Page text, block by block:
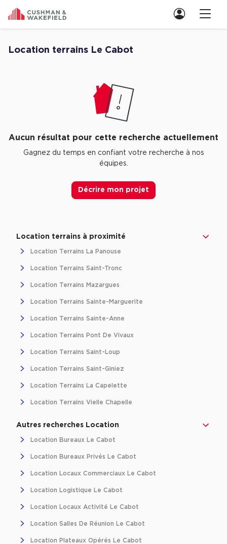
Location de Bureaux à Paris
Location de Bureaux à Lyon
Achat de Bureaux à Paris
Achat de Bureaux à Rennes
Haussmanniens
Achat d'Entrepôts / Activités
Achat d'Entrepôts / Activités en Ille-et-Vilaine
Nous contacter
Location terrains Le Cabot
Aucun résultat pour cette recherche actuellement
Gagnez du temps en confiant votre recherche à nos
équipes.
Décrire mon projet
Location terrains à proximité
Location Terrains La Panouse
Location Terrains Saint-Tronc
Location Terrains Mazargues
Location Terrains Sainte-Marguerite
Location Terrains Sainte-Anne
Location Terrains Pont De Vivaux
Location Terrains Saint-Loup
Location Terrains Saint-Giniez
Location Terrains La Capelette
Location Terrains Vielle Chapelle
Autres recherches Location
Location Bureaux Le Cabot
Location Bureaux Privés Le Cabot
Location Locaux Commerciaux Le Cabot
Location Logistique Le Cabot
Location Locaux Activité Le Cabot
Location Salles De Réunion Le Cabot
Location Plateaux Opérés Le Cabot